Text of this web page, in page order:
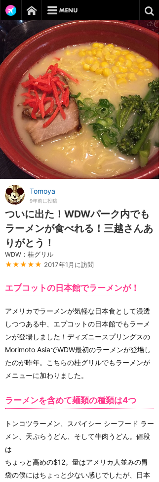
Tomoya
9年前に投稿
ついに出た！WDWパーク内でも
ラーメンが食べれる！三越さんあ
りがとう！
WDW：桂グリル
★★★★★ 2017年1月に訪問
エプコットの日本館でラーメンが！
アメリカでラーメンが気軽な日本食として浸透
しつつある中、エプコットの日本館でもラーメ
ンが登場しました！ディズニースプリングスの
Morimoto AsiaでWDW最初のラーメンが登場し
たのが昨年。こちらの桂グリルでもラーメンが
メニューに加わりました。
ラーメンを含めて麺類の種類は4つ
トンコツラーメン、スパイシー シーフード ラー
メン、天ぷらうどん、そして牛肉うどん。値段
は
ちょっと高めの$12。量はアメリカ人並みの胃
袋の僕にはちょっと少ない感じでしたが、日本